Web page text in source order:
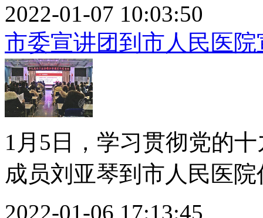
2022-01-07 10:03:50
市委宣讲团到市人民医
1月5日，学习贯彻党的
成员刘亚琴到市人民医
2022-01-06 17:13:45